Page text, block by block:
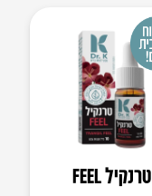
טרנקיל FEEL